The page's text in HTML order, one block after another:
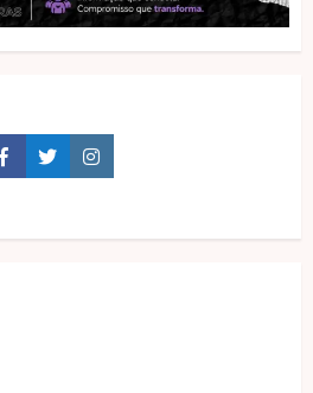
FacebookTwitterInstagram